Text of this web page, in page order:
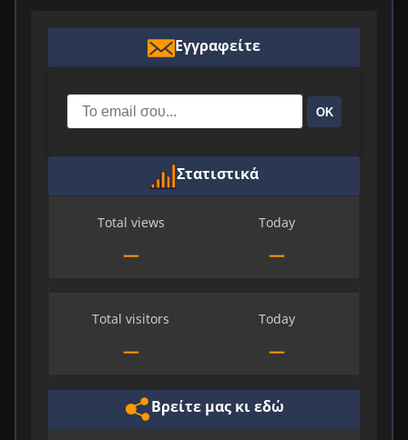
Εγγραφείτε
ΟΚ
Στατιστικά
Total views
—
Today
—
Total visitors
—
Today
—
Βρείτε μας κι εδώ